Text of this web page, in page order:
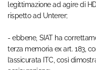
legittimazione ad agire di
rispetto ad Unterer;
- ebbene, SIAT ha
terza memoria ex art. 183,
l’assicurata ITC, così